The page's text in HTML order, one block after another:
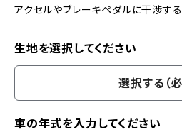
アクセルやブレーキペダルに干渉す
生地を選択してください
選択する（必
車の年式を入力してください